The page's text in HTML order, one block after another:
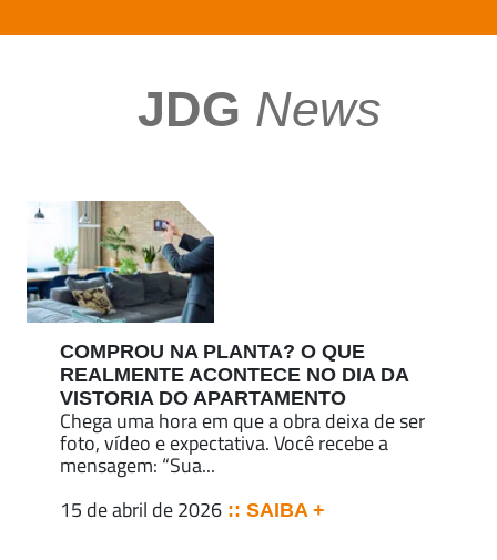
JDG News
COMPROU NA PLANTA? O QUE
REALMENTE ACONTECE NO DIA DA
VISTORIA DO APARTAMENTO
Chega uma hora em que a obra deixa de ser
foto, vídeo e expectativa. Você recebe a
mensagem: “Sua...
15 de abril de 2026 :: SAIBA +